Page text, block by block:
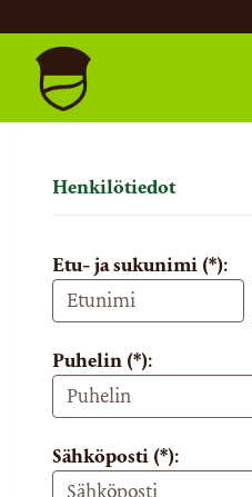
Henkilötiedot
Etu- ja sukunimi (*):
Puhelin (*):
Sähköposti (*):